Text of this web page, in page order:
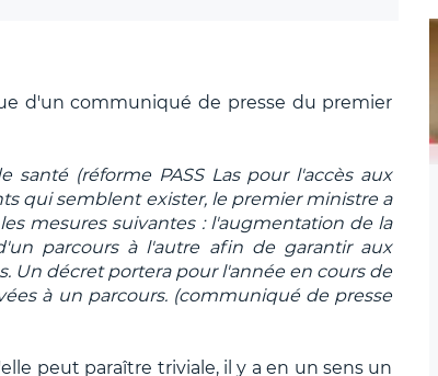
d'un communiqué de presse du premier
(réforme PASS Las pour l'accès aux
qui semblent exister, le premier ministre a
mesures suivantes : l'augmentation de la
parcours à l'autre afin de garantir aux
Un décret portera pour l'année en cours de
à un parcours. (communiqué de presse
peut paraître triviale, il y a en un sens un